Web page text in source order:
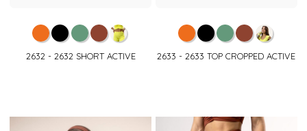
2632 - 2632 SHORT ACTIVE 2633 - 2633 TOP CROPPED ACTIVE